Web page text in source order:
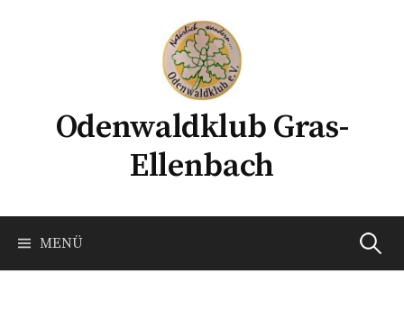
Odenwaldklub Gras-
Ellenbach
MENÜ Suchen